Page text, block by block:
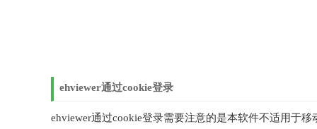
ehviewer通过cookie登录
ehviewer通过cookie登录需要注意的是本软件不适用于移